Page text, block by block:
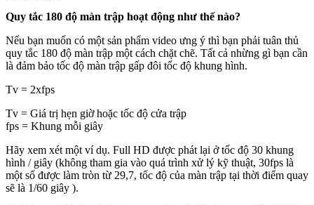
Quy tắc 180 độ màn trập hoạt động như thế nào?
Nếu bạn muốn có một sản phẩm video ưng ý thì bạn phải tuân thủ
quy tắc 180 độ màn trập một cách chặt chẽ. Tất cả nhừng gì bạn cần
là đảm bảo tốc độ màn trập gấp đôi tốc độ khung hình.
Tv = 2xfps
Tv = Giá trị hẹn giờ hoặc tốc độ cửa trập
fps = Khung mỗi giây​
Hãy xem xét một ví dụ. Full HD được phát lại ở tốc độ 30 khung
hình / giây (không tham gia vào quá trình xử lý kỹ thuật, 30fps là
một số được làm tròn từ 29,7, tốc độ của màn trập tại thời điểm quay
sẽ là 1/60 giây ).